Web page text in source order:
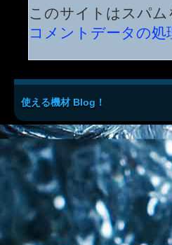
このサイトはスパ
コメントデータの
使える機材 Blog！